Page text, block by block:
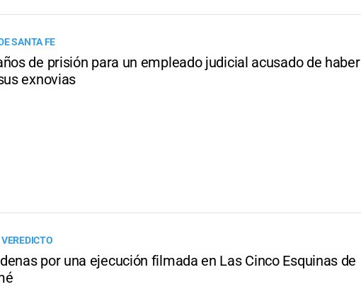
SANTA FE
de prisión para un empleado judicial acusado de haber
exnovias
por una ejecución filmada en Las Cinco Esquinas de